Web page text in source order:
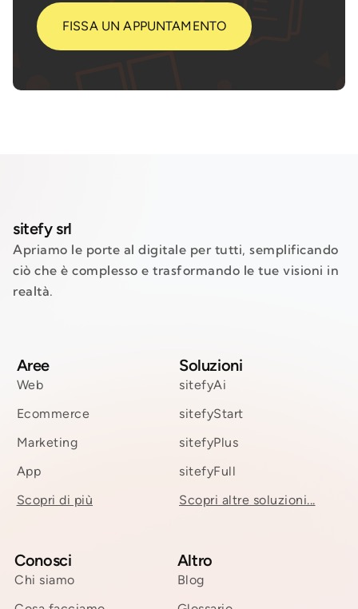
FISSA UN APPUNTAMENTO
sitefy srl
Apriamo le porte al digitale per tutti, semplificando
ciò che è complesso e trasformando le tue visioni in
realtà.
Aree
Web
Ecommerce
Marketing
App
Scopri di più
Soluzioni
sitefyAi
sitefyStart
sitefyPlus
sitefyFull
Scopri altre soluzioni...
Conosci
Chi siamo
Altro
Blog